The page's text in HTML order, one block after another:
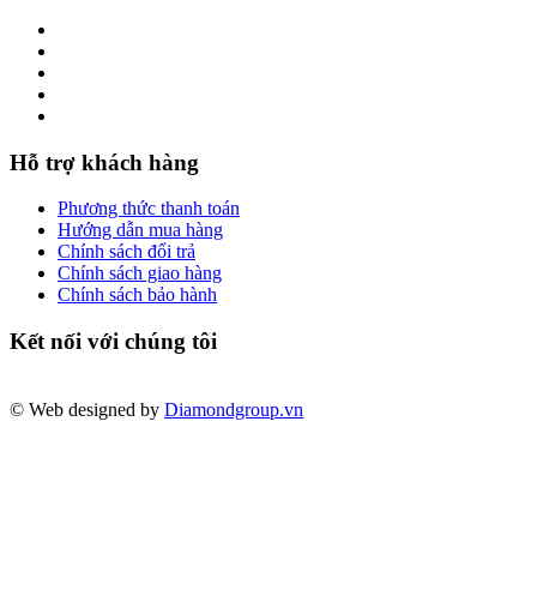
Hỗ trợ khách hàng
Phương thức thanh toán
Hướng dẫn mua hàng
Chính sách đổi trả
Chính sách giao hàng
Chính sách bảo hành
Kết nối với chúng tôi
© Web designed by Diamondgroup.vn